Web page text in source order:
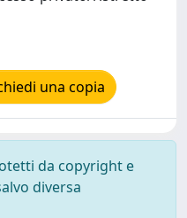
una copia
da copyright e
diversa